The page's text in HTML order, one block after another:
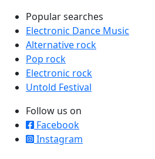
Popular searches
Electronic Dance Music
Alternative rock
Pop rock
Electronic rock
Untold Festival
Follow us on
Facebook
Instagram